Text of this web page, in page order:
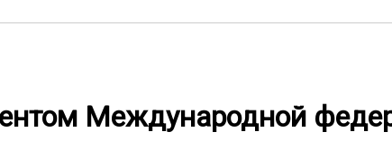
Международной